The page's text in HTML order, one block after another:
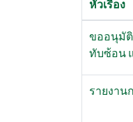
หัวเรื่อง
ขออนุมัติ
ทับซ้อน
รายงาน